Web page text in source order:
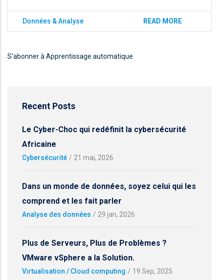
Données & Analyse READ MORE
S'abonner à Apprentissage automatique
Recent Posts
Le Cyber-Choc qui redéfinit la cybersécurité
Africaine
Cybersécurité / 21 mai, 2026
Dans un monde de données, soyez celui qui les
comprend et les fait parler
Analyse des données / 29 jan, 2026
Plus de Serveurs, Plus de Problèmes ?
VMware vSphere a la Solution.
Virtualisation / Cloud computing / 19 Sep, 2025